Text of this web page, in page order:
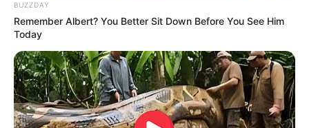
BUZZDAY
Remember Albert? You Better Sit Down Before You See Him
Today